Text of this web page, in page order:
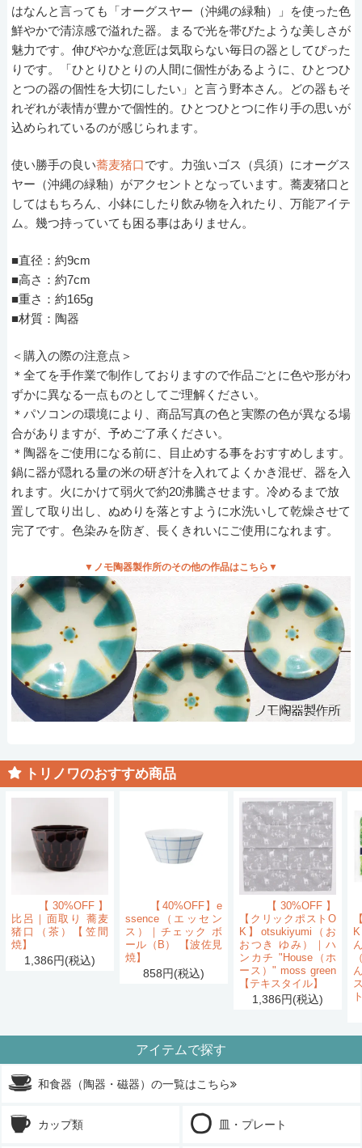
はなんと言っても「オーグスヤー（沖縄の緑釉）」を使った色
鮮やかで清涼感で溢れた器。まるで光を帯びたような美しさが
魅力です。伸びやかな意匠は気取らない毎日の器としてぴった
りです。「ひとりひとりの人間に個性があるように、ひとつひ
とつの器の個性を大切にしたい」と言う野本さん。どの器もそ
れぞれが表情が豊かで個性的。ひとつひとつに作り手の思いが
込められているのが感じられます。
使い勝手の良い蕎麦猪口です。力強いゴス（呉須）にオーグス
ヤー（沖縄の緑釉）がアクセントとなっています。蕎麦猪口と
してはもちろん、小鉢にしたり飲み物を入れたり、万能アイテ
ム。幾つ持っていても困る事はありません。
■直径：約9cm
■高さ：約7cm
■重さ：約165g
■材質：陶器
＜購入の際の注意点＞
＊全てを手作業で制作しておりますので作品ごとに色や形がわ
ずかに異なる一点ものとしてご理解ください。
＊パソコンの環境により、商品写真の色と実際の色が異なる場
合がありますが、予めご了承ください。
＊陶器をご使用になる前に、目止めする事をおすすめします。
鍋に器が隠れる量の米の研ぎ汁を入れてよくかき混ぜ、器を入
れます。火にかけて弱火で約20沸騰させます。冷めるまで放
置して取り出し、ぬめりを落とすように水洗いして乾燥させて
完了です。色染みを防ぎ、長くきれいにご使用になれます。
▼ノモ陶器製作所のその他の作品はこちら▼
トリノワのおすすめ商品
【30%OFF】
比呂｜面取り 蕎麦
猪口（茶）【笠間
焼】
1,386円(税込)
【40%OFF】e
ssence（エッセン
ス）｜チェック ボ
ール（B） 【波佐見
焼】
858円(税込)
【30%OFF】
【クリックポストO
K】otsukiyumi（お
おつき ゆみ）｜ハ
ンカチ "House（ホ
ース）" moss green
【テキスタイル】
1,386円(税込)
アイテムで探す
和食器（陶器・磁器）の一覧はこちら
カップ類 皿・プレート